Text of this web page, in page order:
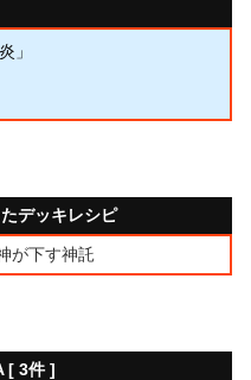
」
デッキレシピ
が下す神託
[ 3件 ]